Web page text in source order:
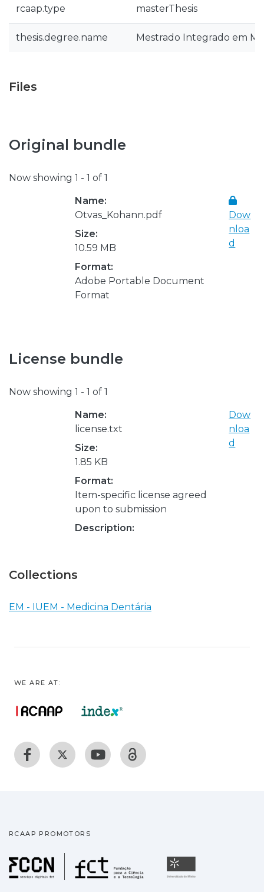
rcaap.type masterThesis
thesis.degree.name Mestrado Integrado em
Files
Original bundle
Now showing 1 - 1 of 1
Name:
Otvas_Kohann.pdf
Size:
10.59 MB
Format:
Adobe Portable Document
Format
Dow
nloa
d
License bundle
Now showing 1 - 1 of 1
Name:
license.txt
Size:
1.85 KB
Format:
Item-specific license agreed
upon to submission
Description:
Dow
nloa
d
Collections
EM - IUEM - Medicina Dentária
WE ARE AT:
RCAAP PROMOTORS
Fundação para a